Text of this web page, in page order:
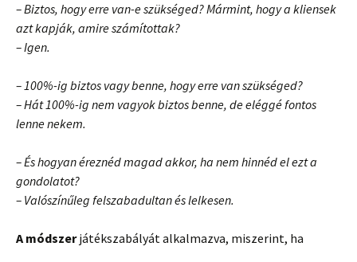
– Biztos, hogy erre van-e szükséged? Mármint, hogy a kliensek
azt kapják, amire számítottak?
– Igen.
– 100%-ig biztos vagy benne, hogy erre van szükséged?
– Hát 100%-ig nem vagyok biztos benne, de eléggé fontos
lenne nekem.
– És hogyan éreznéd magad akkor, ha nem hinnéd el ezt a
gondolatot?
– Valószínűleg felszabadultan és lelkesen.
A módszerjátékszabályát alkalmazva, miszerint, ha